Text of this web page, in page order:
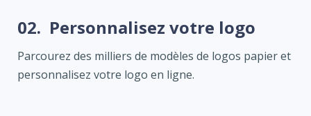
02. Personnalisez votre logo
Parcourez des milliers de modèles de logos papier et
personnalisez votre logo en ligne.